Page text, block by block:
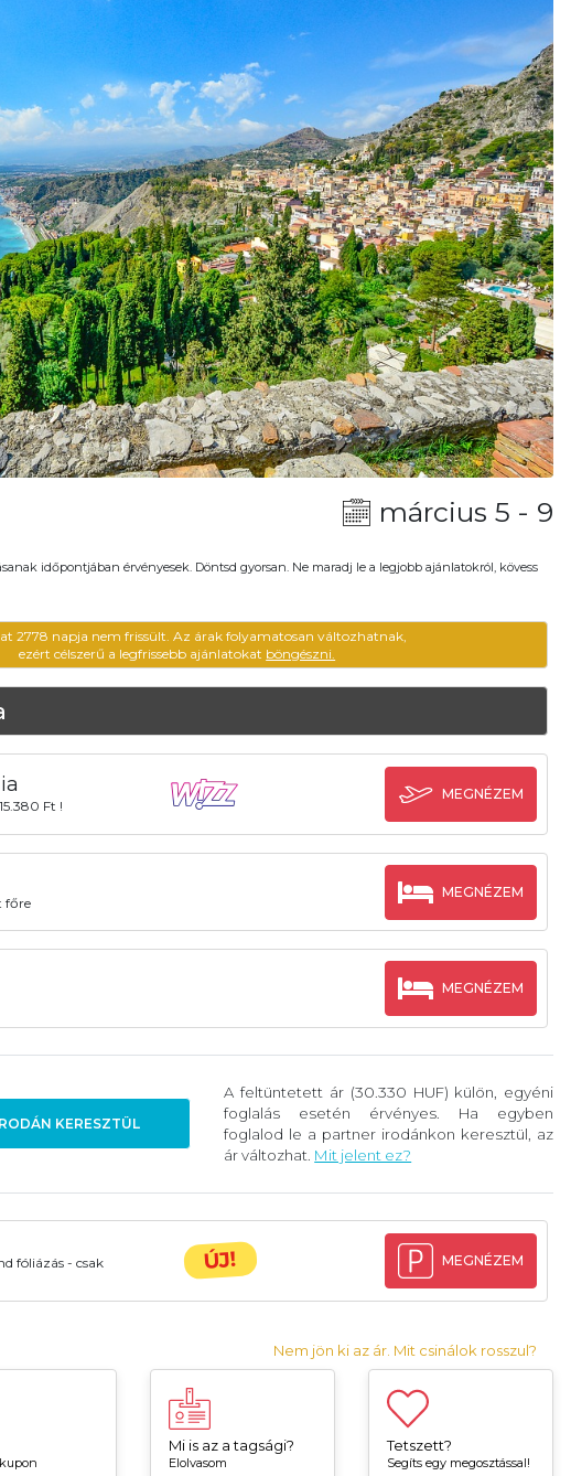
március 5 - 9
időpontjában érvényesek. Döntsd gyorsan. Ne maradj le a legjobb ajánlatokról, kövess
2778 napja nem frissült. Az árak folyamatosan változhatnak,
ezért célszerű a legfrissebb ajánlatokat böngészni.
Ft !
MEGNÉZEM
főre
MEGNÉZEM
MEGNÉZEM
KERESZTÜL
A feltüntetett ár (30.330 HUF) külön, egyéni
foglalás esetén érvényes. Ha egyben
foglalod le a partner irodánkon keresztül, az
ár változhat. Mit jelent ez?
fóliázás - csak
ÚJ! MEGNÉZEM
Nem jön ki az ár. Mit csinálok rosszul?
kupon
Mi is az a tagsági?
Elolvasom
Tetszett?
Segíts egy megosztással!